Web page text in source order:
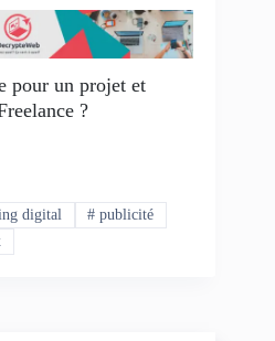
pour un projet et
?
digital # publicité